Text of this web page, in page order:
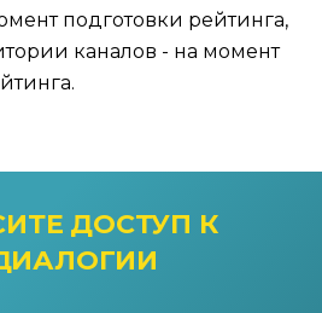
подготовки рейтинга,
каналов - на момент
ДОСТУП К